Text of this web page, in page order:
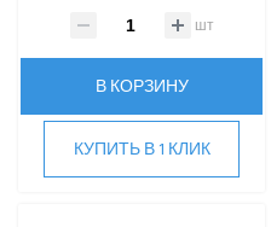
шт
В КОРЗИНУ
КУПИТЬ В 1 КЛИК